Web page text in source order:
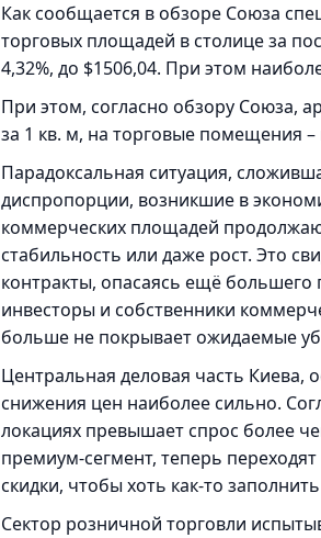
Как сообщается в обзоре Союза
торговых площадей в столице за
4,32%, до $1506,04. При этом
При этом, согласно обзору Союза,
за 1 кв. м, на торговые помещения –
Парадоксальная ситуация,
диспропорции, возникшие в
коммерческих площадей
стабильность или даже рост. Это
контракты, опасаясь ещё
инвесторы и собственники
больше не покрывает ожидаемые
Центральная деловая часть Киева,
снижения цен наиболее сильно.
локациях превышает спрос более
премиум-сегмент, теперь
скидки, чтобы хоть как-то
Сектор розничной торговли